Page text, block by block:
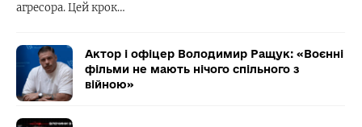
агресора. Цей крок…
Актор і офіцер Володимир Ращук: «Воєнні
фільми не мають нічого спільного з
війною»